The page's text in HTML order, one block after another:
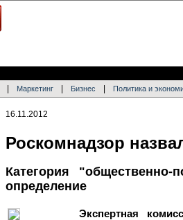
Маркетинг Бизнес Политика и
16.11.2012
Роскомнадзор
Категория "общественно-
определение
Экспертная